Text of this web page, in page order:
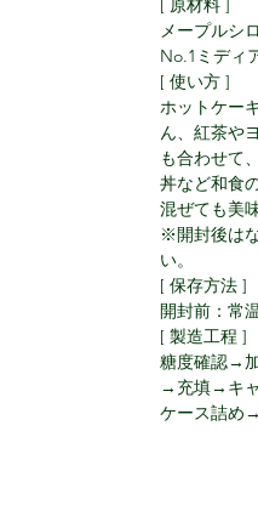
メープルシ
No.1ミディ
[ 使い方 ]
ホットケー
ん、紅茶や
も合わせて
丼など和食
混ぜても美
※開封後は
い。
[ 保存方法 ]
開封前：常
[ 製造工程 ]
糖度確認→
→充填→キ
ケース詰め